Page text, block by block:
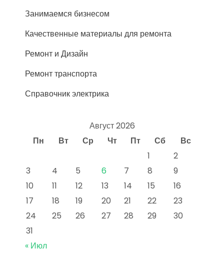
Занимаемся бизнесом
Качественные материалы для ремонта
Ремонт и Дизайн
Ремонт транспорта
Справочник электрика
Август 2026
Пн
Вт Ср Чт Пт Сб
Вс
1
2
3
4 5 6 7 8
9
10
11 12 13 14 15
16
17
18 19 20 21 22
23
24
25 26 27 28 29
30
31
« Июл